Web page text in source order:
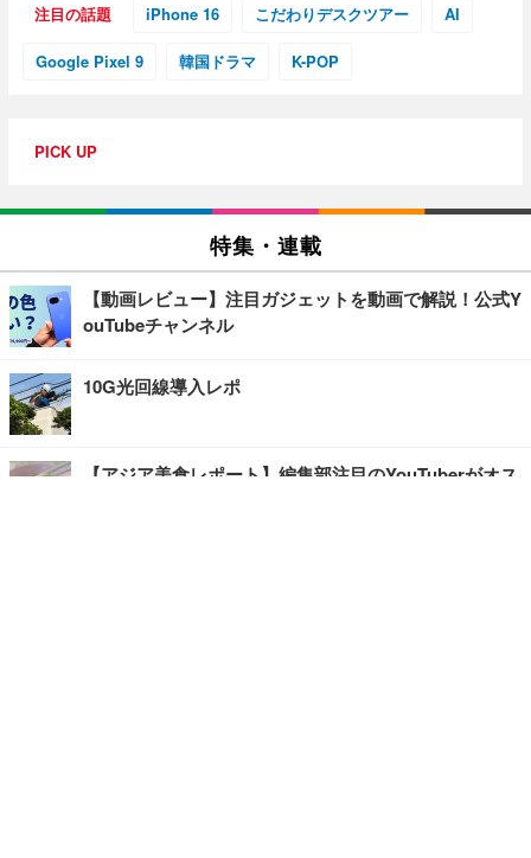
注目の話題 iPhone 16 こだわりデスクツアー AI
Google Pixel 9 韓国ドラマ K-POP
PICK UP
特集・連載
【動画レビュー】注目ガジェットを動画で解説！公式Y
ouTubeチャンネル
10G光回線導入レポ
【アジア美食レポート】編集部注目のYouTuberがオス